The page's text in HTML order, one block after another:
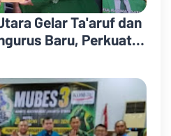
Gelar Ta'aruf dan
Baru, Perkuat
2026